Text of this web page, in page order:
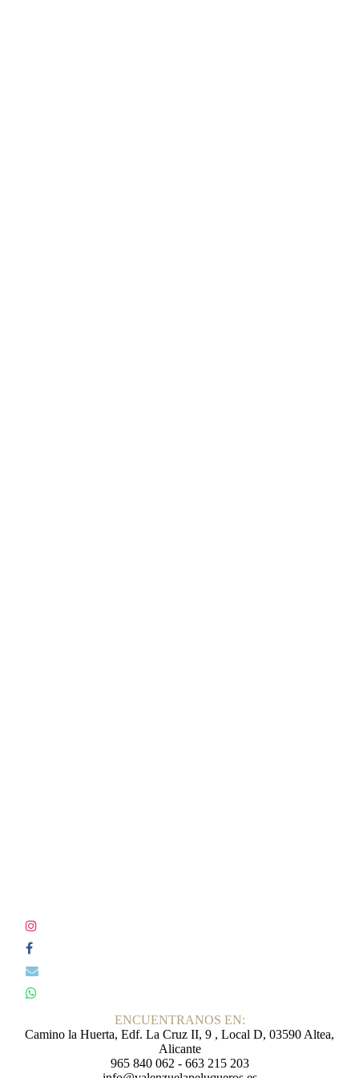
ENCUENTRANOS EN:
Camino la Huerta, Edf. La Cruz II, 9 , Local D, 03590 Altea,
Alicante
965 840 062 - 663 215 203